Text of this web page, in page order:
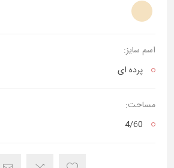
اسم سایز:
پرده ای
مساحت:
4/60